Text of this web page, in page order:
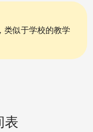
类似于学校的教学
表